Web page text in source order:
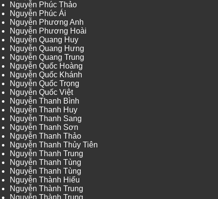
Nguyễn Phúc Thảo
Nguyễn Phúc Ái
Nguyễn Phương Anh
Nguyễn Phương Hoài
Nguyễn Quang Huy
Nguyễn Quang Hưng
Nguyễn Quang Trung
Nguyễn Quốc Hoàng
Nguyễn Quốc Khánh
Nguyễn Quốc Trọng
Nguyễn Quốc Việt
Nguyễn Thanh Bình
Nguyễn Thanh Huy
Nguyễn Thanh Sang
Nguyễn Thanh Sơn
Nguyễn Thanh Thảo
Nguyễn Thanh Thủy Tiên
Nguyễn Thanh Trung
Nguyễn Thanh Tùng
Nguyễn Thanh Tùng
Nguyễn Thành Hiếu
Nguyễn Thành Trung
Nguyễn Thành Trung